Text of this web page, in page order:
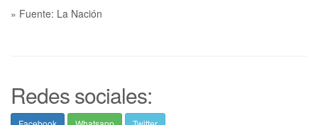
» Fuente: La Nación
Redes sociales: